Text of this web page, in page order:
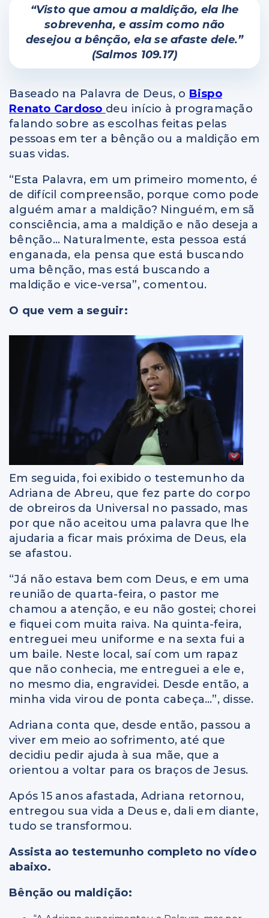
“Visto que amou a maldição, ela lhe
sobrevenha, e assim como não
desejou a bênção, ela se afaste dele.”
(Salmos 109.17)
Baseado na Palavra de Deus, o Bispo
Renato Cardoso deu início à programação
falando sobre as escolhas feitas pelas
pessoas em ter a bênção ou a maldição em
suas vidas.
“Esta Palavra, em um primeiro momento, é
de difícil compreensão, porque como pode
alguém amar a maldição? Ninguém, em sã
consciência, ama a maldição e não deseja a
bênção… Naturalmente, esta pessoa está
enganada, ela pensa que está buscando
uma bênção, mas está buscando a
maldição e vice-versa”, comentou.
O que vem a seguir:
Em seguida, foi exibido o testemunho da
Adriana de Abreu, que fez parte do corpo
de obreiros da Universal no passado, mas
por que não aceitou uma palavra que lhe
ajudaria a ficar mais próxima de Deus, ela
se afastou.
“Já não estava bem com Deus, e em uma
reunião de quarta-feira, o pastor me
chamou a atenção, e eu não gostei; chorei
e fiquei com muita raiva. Na quinta-feira,
entreguei meu uniforme e na sexta fui a
um baile. Neste local, saí com um rapaz
que não conhecia, me entreguei a ele e,
no mesmo dia, engravidei. Desde então, a
minha vida virou de ponta cabeça…”, disse.
Adriana conta que, desde então, passou a
viver em meio ao sofrimento, até que
decidiu pedir ajuda à sua mãe, que a
orientou a voltar para os braços de Jesus.
Após 15 anos afastada, Adriana retornou,
entregou sua vida a Deus e, dali em diante,
tudo se transformou.
Assista ao testemunho completo no vídeo
abaixo.
Bênção ou maldição: